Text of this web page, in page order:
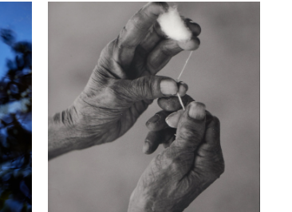
Manami Okazaki
TEXTILE DIVER ～into
Timor Island～
bonon kyoto